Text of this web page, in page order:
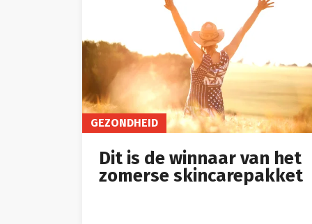
GEZONDHEID
Dit is de winnaar van het
zomerse skincarepakket